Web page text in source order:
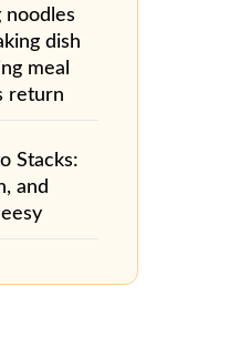
noodles
dish
meal
return
Stacks:
and